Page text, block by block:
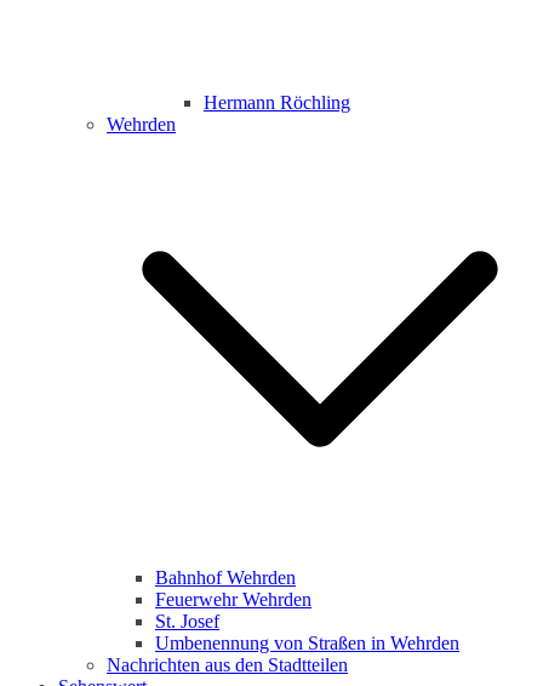
Hermann Röchling
Wehrden
Bahnhof Wehrden
Feuerwehr Wehrden
St. Josef
Umbenennung von Straßen in Wehrden
Nachrichten aus den Stadtteilen